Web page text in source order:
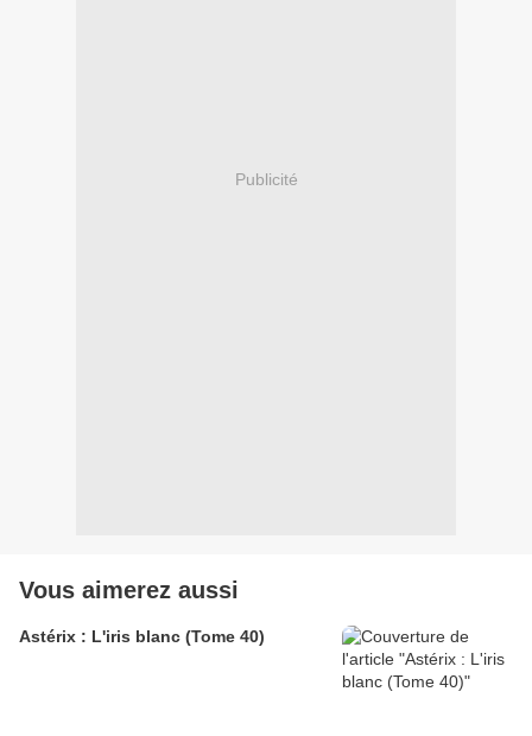
Publicité
Vous aimerez aussi
Astérix : L'iris blanc (Tome 40)